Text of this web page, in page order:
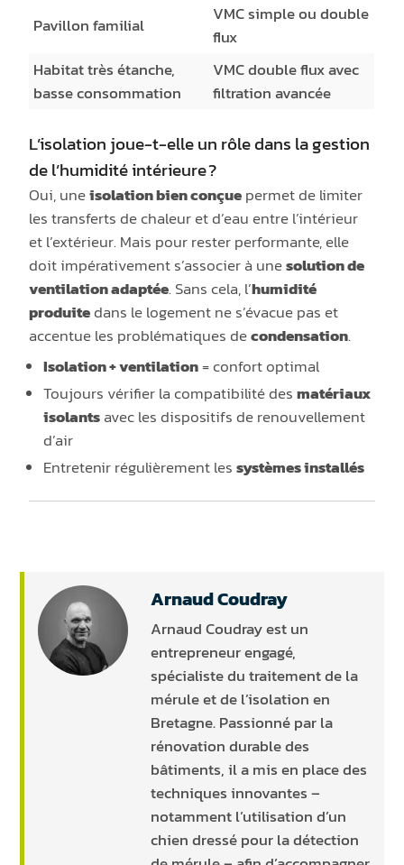
Pavillon familial
VMC simple ou double
flux
Habitat très étanche,
basse consommation
VMC double flux avec
filtration avancée
L’isolation joue-t-elle un rôle dans la gestion
de l’humidité intérieure ?
Oui, uneisolation bien conçuepermet de limiter
les transferts de chaleur et d’eau entre l’intérieur
et l’extérieur. Mais pour rester performante, elle
doit impérativement s’associer à unesolution de
ventilation adaptée. Sans cela, l’humidité
produitedans le logement ne s’évacue pas et
accentue les problématiques decondensation.
Isolation + ventilation= confort optimal
Toujours vérifier la compatibilité desmatériaux
isolantsavec les dispositifs de renouvellement
d’air
Entretenir régulièrement lessystèmes installés
Arnaud Coudray
Arnaud Coudray est un
entrepreneur engagé,
spécialiste du traitement de la
mérule et de l’isolation en
Bretagne. Passionné par la
rénovation durable des
bâtiments, il a mis en place des
techniques innovantes –
notamment l’utilisation d’un
chien dressé pour la détection